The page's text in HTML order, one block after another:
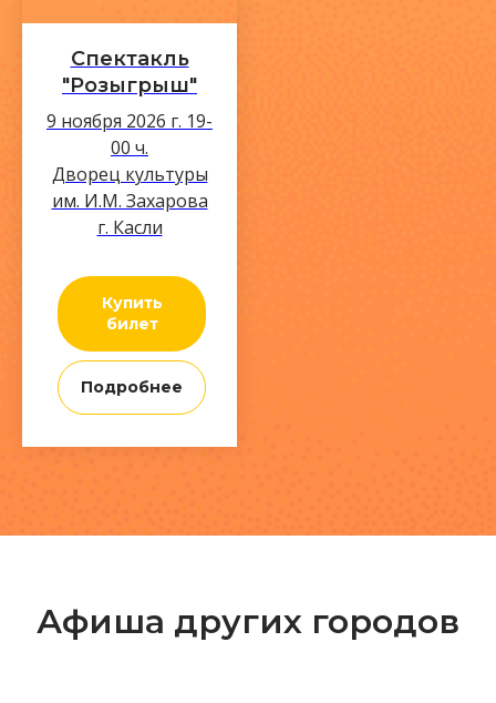
Спектакль
"Розыгрыш"
9 ноября 2026 г. 19-
00 ч.
Дворец культуры
им. И.М. Захарова
г. Касли
Купить
билет
Подробнее
Афиша других городов